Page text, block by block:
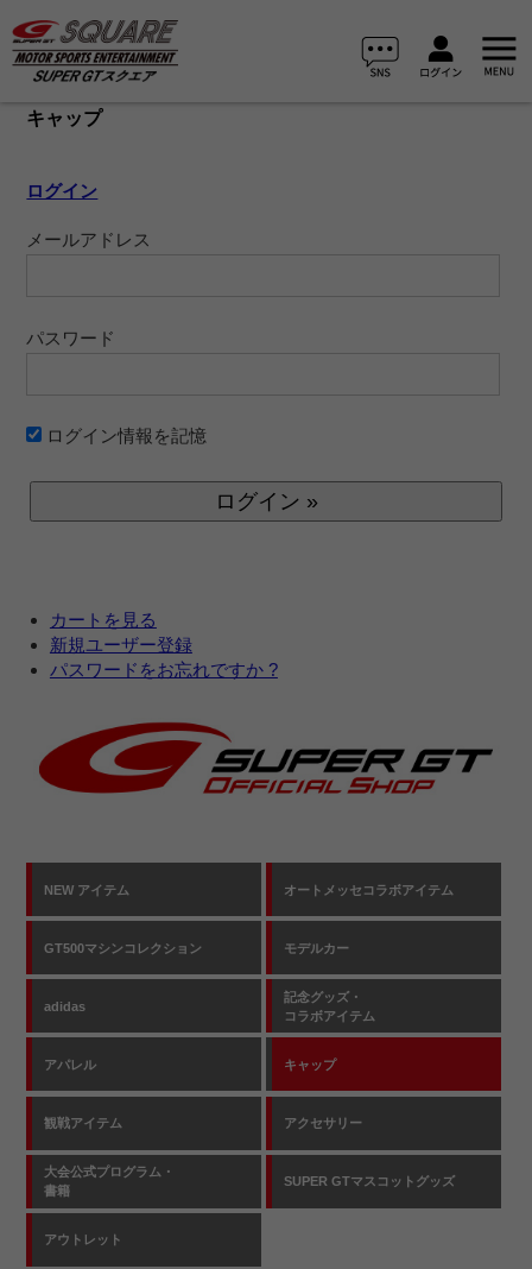
キャップ
ログイン
メールアドレス
パスワード
ログイン情報を記憶
カートを見る
新規ユーザー登録
パスワードをお忘れですか ?
NEW アイテム オートメッセコラボアイテム
GT500マシンコレクション モデルカー
adidas
記念グッズ・
コラボアイテム
アパレル キャップ
観戦アイテム アクセサリー
大会公式プログラム・
書籍
SUPER GTマスコットグッズ
アウトレット